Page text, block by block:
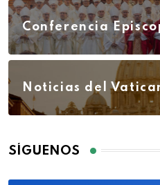
Conferencia
Noticias del
SÍGUENOS